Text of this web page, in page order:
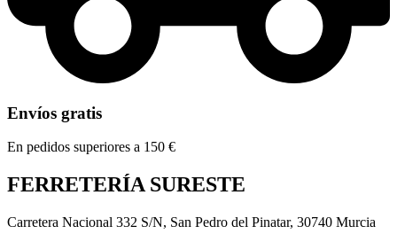
Envíos gratis
En pedidos superiores a 150 €
FERRETERÍA SURESTE
Carretera Nacional 332 S/N, San Pedro del Pinatar, 30740 Murcia